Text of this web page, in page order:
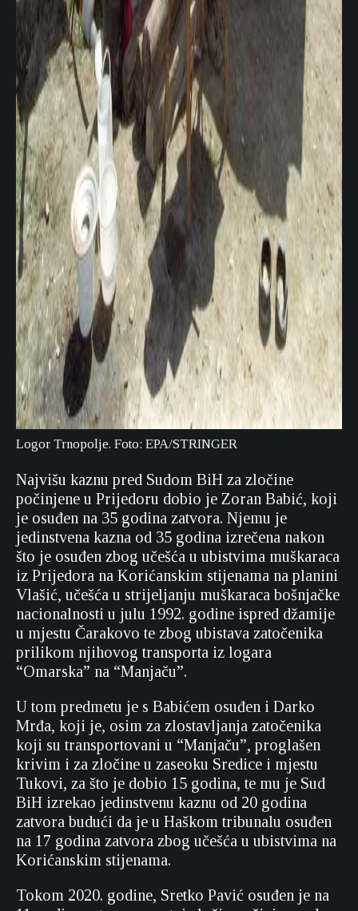
Logor Trnopolje. Foto: EPA/STRINGER
Najvišu kaznu pred Sudom BiH za zločine
počinjene u Prijedoru dobio je Zoran Babić, koji
je osuđen na 35 godina zatvora. Njemu je
jedinstvena kazna od 35 godina izrečena nakon
što je osuđen zbog učešća u ubistvima muškaraca
iz Prijedora na Korićanskim stijenama na planini
Vlašić, učešća u strijeljanju muškaraca bošnjačke
nacionalnosti u julu 1992. godine ispred džamije
u mjestu Čarakovo te zbog ubistava zatočenika
prilikom njihovog transporta iz logara
“Omarska” na “Manjaču”.
U tom predmetu je s Babićem osuđen i Darko
Mrđa, koji je, osim za zlostavljanja zatočenika
koji su transportovani u “Manjaču”, proglašen
krivim i za zločine u zaseoku Sredice i mjestu
Tukovi, za što je dobio 15 godina, te mu je Sud
BiH izrekao jedinstvenu kaznu od 20 godina
zatvora budući da je u Haškom tribunalu osuđen
na 17 godina zatvora zbog učešća u ubistvima na
Korićanskim stijenama.
Tokom 2020. godine, Sretko Pavić osuđen je na